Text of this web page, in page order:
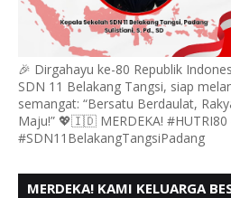
🎉 Dirgahayu ke-80 Republik
SDN 11 Belakang Tangsi, siap
semangat: “Bersatu Berdaulat,
Maju!” 💖🇮🇩 MERDEKA!
#SDN11BelakangTangsiPadang
MERDEKA! KAMI KELUARGA